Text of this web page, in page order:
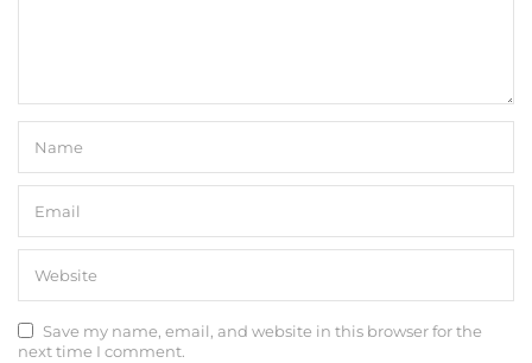
Save my name, email, and website in this browser for the
next time I comment.